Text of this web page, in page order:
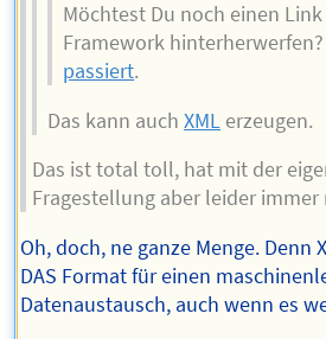
Möchtest Du noch einen
Framework
passiert.
Das kann auchXML erzeugen.
Das ist total toll, hat mit der
Fragestellung aber leider
Oh, doch, ne ganze Menge. Denn
DAS Format für einen
Datenaustausch, auch wenn es